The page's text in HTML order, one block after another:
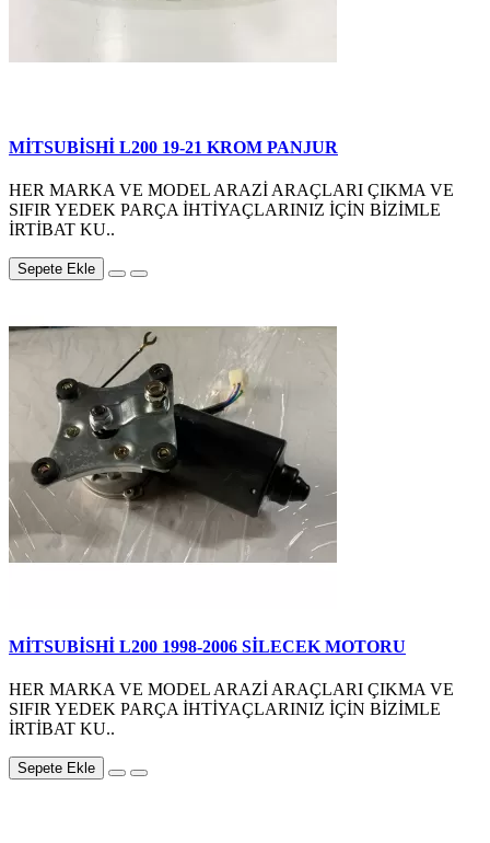
MİTSUBİSHİ L200 19-21 KROM PANJUR
HER MARKA VE MODEL ARAZİ ARAÇLARI ÇIKMA VE
SIFIR YEDEK PARÇA İHTİYAÇLARINIZ İÇİN BİZİMLE
İRTİBAT KU..
Sepete Ekle
MİTSUBİSHİ L200 1998-2006 SİLECEK MOTORU
HER MARKA VE MODEL ARAZİ ARAÇLARI ÇIKMA VE
SIFIR YEDEK PARÇA İHTİYAÇLARINIZ İÇİN BİZİMLE
İRTİBAT KU..
Sepete Ekle